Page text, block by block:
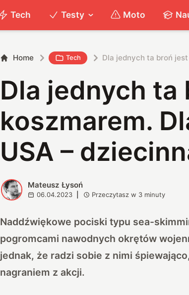
Tech Testy Moto
Home Tech Dla jednych ta broń
Dla jednych ta
koszmarem.
USA –
M Mateusz Łysoń
06.04.2023 Przeczytasz w 3 minuty
Naddźwiękowe pociski typu sea-
pogromcami nawodnych okrętów
jednak, że radzi sobie z nimi
nagraniem z akcji.